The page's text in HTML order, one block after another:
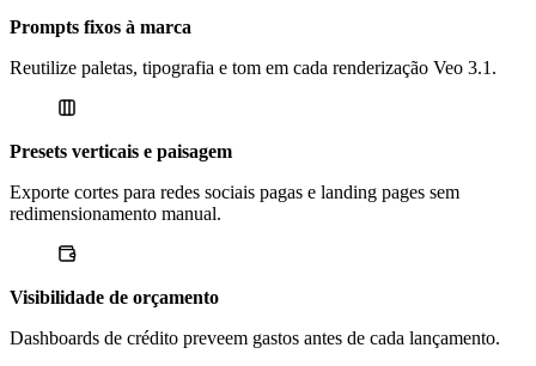
Prompts fixos à marca
Reutilize paletas, tipografia e tom em cada renderização Veo 3.1.
Presets verticais e paisagem
Exporte cortes para redes sociais pagas e landing pages sem
redimensionamento manual.
Visibilidade de orçamento
Dashboards de crédito preveem gastos antes de cada lançamento.